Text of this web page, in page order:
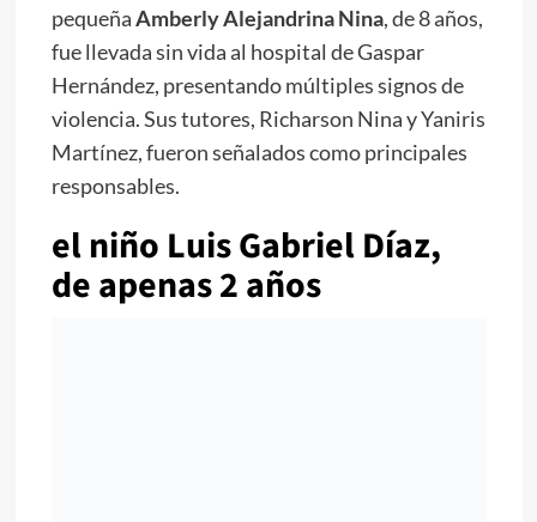
pequeñaAmberly Alejandrina Nina, de 8 años,
fue llevada sin vida al hospital de Gaspar
Hernández, presentando múltiples signos de
violencia. Sus tutores, Richarson Nina y Yaniris
Martínez, fueron señalados como principales
responsables.
el niño Luis Gabriel Díaz,
de apenas 2 años